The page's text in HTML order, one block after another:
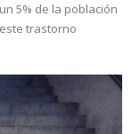
5% de la población
trastorno